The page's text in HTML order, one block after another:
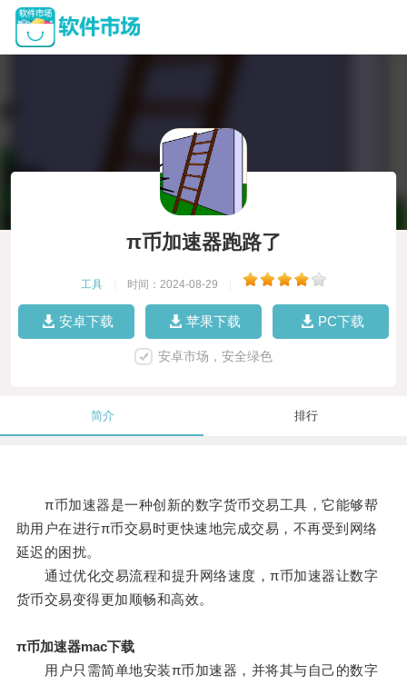
π币加速器跑路了
工具 时间：2024-08-29
安卓下载 苹果下载 PC下载
安卓市场，安全绿色
简介 排行
π币加速器是一种创新的数字货币交易工具，它能够帮
助用户在进行π币交易时更快速地完成交易，不再受到网络
延迟的困扰。
通过优化交易流程和提升网络速度，π币加速器让数字
货币交易变得更加顺畅和高效。
π币加速器mac下载
用户只需简单地安装π币加速器，并将其与自己的数字